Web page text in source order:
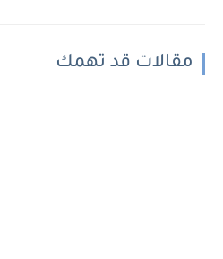
مقالات قد تهمك